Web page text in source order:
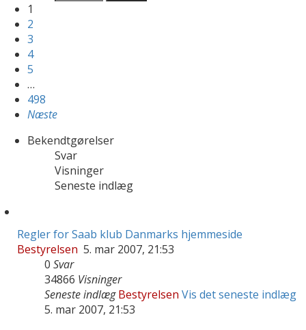
1
2
3
4
5
…
498
Næste
Bekendtgørelser
Svar
Visninger
Seneste indlæg
Regler for Saab klub Danmarks hjemmeside
Bestyrelsen 5. mar 2007, 21:53
0 Svar
34866 Visninger
Seneste indlægBestyrelsen Vis det seneste indlæg
5. mar 2007, 21:53